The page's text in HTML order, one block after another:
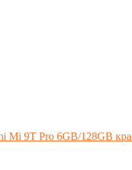
Mi 9T Pro 6GB/128GB